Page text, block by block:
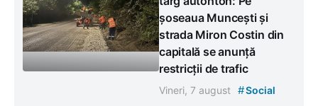
șoseaua Muncești și
strada Miron Costin din
capitală se anunță
restricții de trafic
Vineri, 7 august #Social